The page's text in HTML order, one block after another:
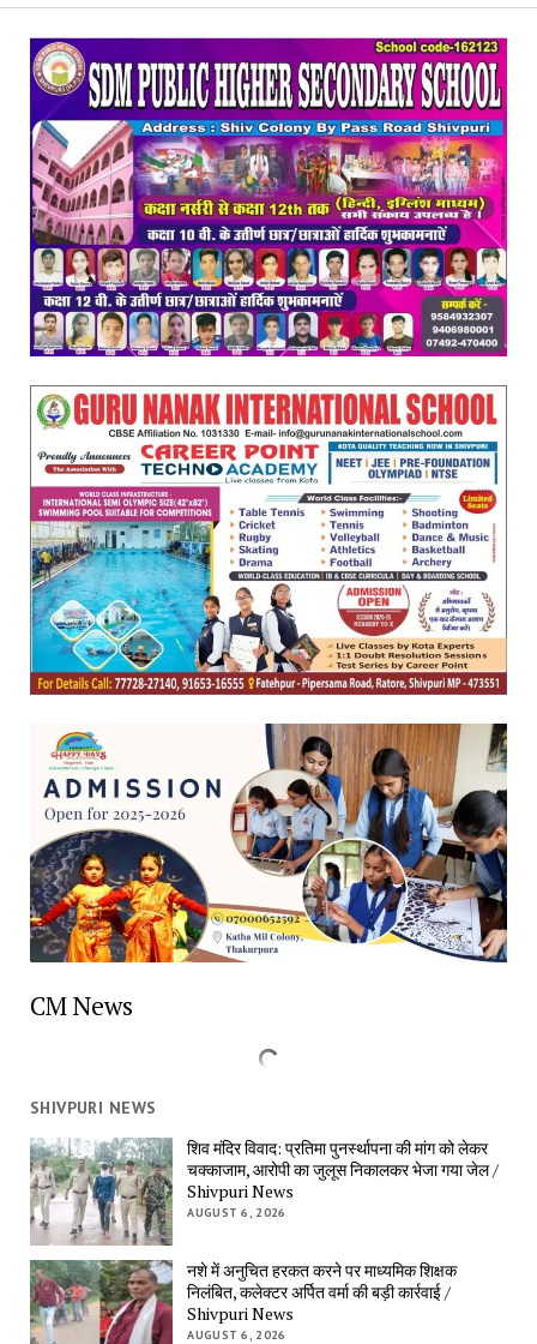
CM News
SHIVPURI NEWS
शिव मंदिर विवाद: प्रतिमा पुनर्स्थापना की मांग को लेकर
चक्काजाम, आरोपी का जुलूस निकालकर भेजा गया जेल /
Shivpuri News
AUGUST 6, 2026
नशे में अनुचित हरकत करने पर माध्यमिक शिक्षक
निलंबित, कलेक्टर अर्पित वर्मा की बड़ी कार्रवाई /
Shivpuri News
AUGUST 6, 2026